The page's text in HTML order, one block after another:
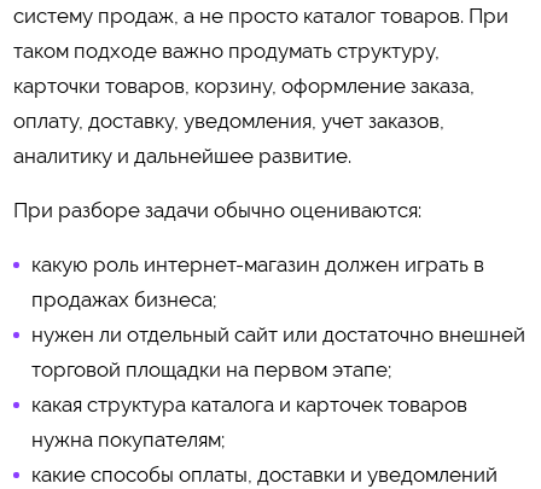
систему продаж, а не просто каталог товаров. При
таком подходе важно продумать структуру,
карточки товаров, корзину, оформление заказа,
оплату, доставку, уведомления, учет заказов,
аналитику и дальнейшее развитие.
При разборе задачи обычно оцениваются:
какую роль интернет-магазин должен играть в
продажах бизнеса;
нужен ли отдельный сайт или достаточно внешней
торговой площадки на первом этапе;
какая структура каталога и карточек товаров
нужна покупателям;
какие способы оплаты, доставки и уведомлений